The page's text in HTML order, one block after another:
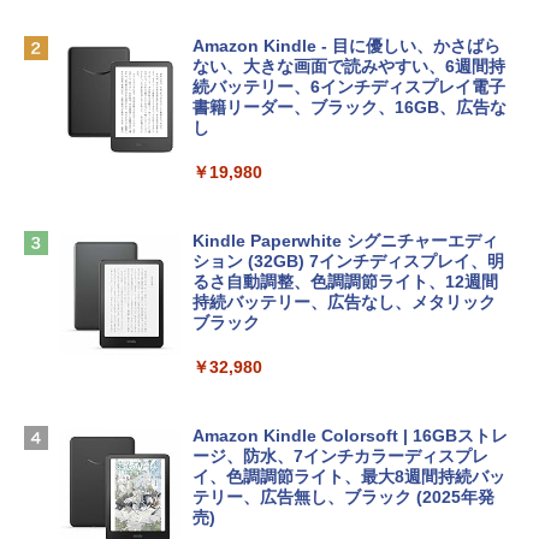
￥137,800
tomtoc 360°保護 15.6 16インチ パソコ
ンケース Dell NEC Lavie ASUS HP dyna
Apple 2026 MacBook Air M5チップ搭載
13インチノートブック：AIとApple Intell
igence、13.6インチLiquid Retinaディ
スプレイ、24GBユニファイドメモリ、1
ラ、Touch ID - スカイブルー + 3年延長
￥331,701
【Amazon.co.jp限定】 HP ノートパソコ
定バーチャルアイテムを含む】 【オンラ
インゲームコード】 ロブロックス | オン
ラインコード版
￥1,300
ows11、10/mac対応|PC2台
￥39,582
定バーチャルアイテムを含む】 【オンラ
￥3,200
Robloxギフトカード - 1000 Robux 【限
出す プロンプトの言葉 AI画像生成シリー
ズ (はぴーイラストLabo)
￥99
ClaudeCode いちばんやさしい 教科書:
にもKindle出版にも！ 非エンジニアのた
めのAIコーディング入門シリーズ
￥99
FM TOWNS ハイパー・カタログ: 本体ハ
￥1,600
1冊ですべて身につくHTML & CSSとWe
Amazon Kindle - 目に優しい、かさばら
ない、大きな画面で読みやすい、6週間持
続バッテリー、6インチディスプレイ電子
書籍リーダー、ブラック、16GB、広告な
し
￥19,980
Kindle Paperwhite シグニチャーエディ
ション (32GB) 7インチディスプレイ、明
るさ自動調整、色調調節ライト、12週間
持続バッテリー、広告なし、メタリック
ブラック
￥32,980
Amazon Kindle Colorsoft | 16GBストレ
ージ、防水、7インチカラーディスプレ
イ、色調調節ライト、最大8週間持続バッ
テリー、広告無し、ブラック (2025年発
売)